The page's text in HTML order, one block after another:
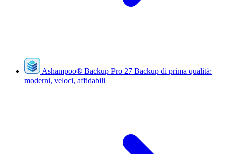
Ashampoo® Backup Pro 27 Backup di prima qualità:
moderni, veloci, affidabili